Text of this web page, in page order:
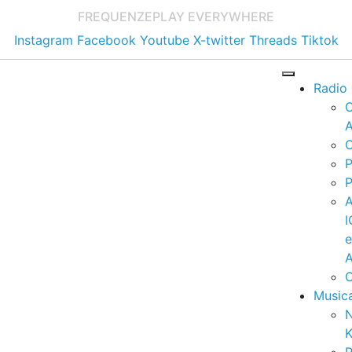
FREQUENZEPLAY EVERYWHERE
Instagram Facebook Youtube X-twitter Threads Tiktok
Radio
e